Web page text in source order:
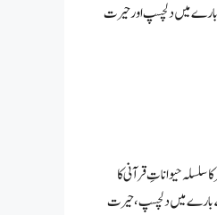
بارے میں دلچسپ اور حیرت
کا سلسلہ حیواناتِ قرآنی کا
بارے میں دلچسپ، حیرت